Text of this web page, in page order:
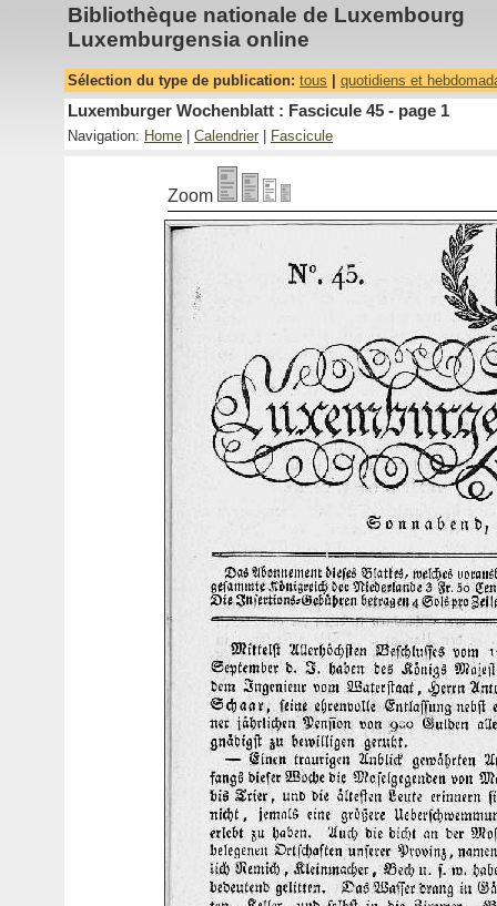
Bibliothèque nationale de Luxembourg
Luxemburgensia online
Sélection du type de publication: tous quotidiens et
Luxemburger Wochenblatt : Fascicule 45 - page 1
Navigation: Home Calendrier Fascicule
Zoom